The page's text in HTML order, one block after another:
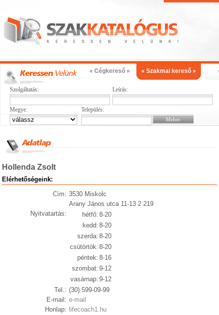
« Cégkereső » « Szakmai kereső »
Szolgáltatás: Leírás:
Megye: Település:
Hollenda Zsolt
Elérhetőségeink:
Cím: 3530 Miskolc
Arany János utca 11-13 2 219
Nyitvatartás:
hétfő: 8-20
kedd: 8-20
szerda: 8-20
csütörtök: 8-20
péntek: 8-16
szombat: 9-12
vasárnap: 9-12
Tel.: (30) 599-09-99
E-mail: e-mail
Honlap:
lifecoach1.hu